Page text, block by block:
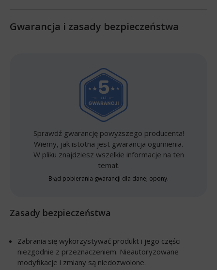
Gwarancja i zasady bezpieczeństwa
Sprawdź gwarancję powyższego producenta!
Wiemy, jak istotna jest gwarancja ogumienia.
W pliku znajdziesz wszelkie informacje na ten
temat.
Błąd pobierania gwarancji dla danej opony.
Zasady bezpieczeństwa
Zabrania się wykorzystywać produkt i jego części
niezgodnie z przeznaczeniem. Nieautoryzowane
modyfikacje i zmiany są niedozwolone.